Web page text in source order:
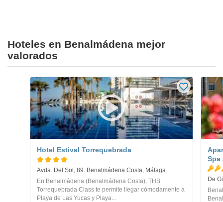
Hoteles en Benalmádena mejor
valorados
Hotel Estival Torrequebrada
Avda. Del Sol, 89. Benalmádena Costa, Málaga
En Benalmádena (Benalmádena Costa), THB
Torrequebrada Class te permite llegar cómodamente a
Playa de Las Yucas y Playa...
Spa
De